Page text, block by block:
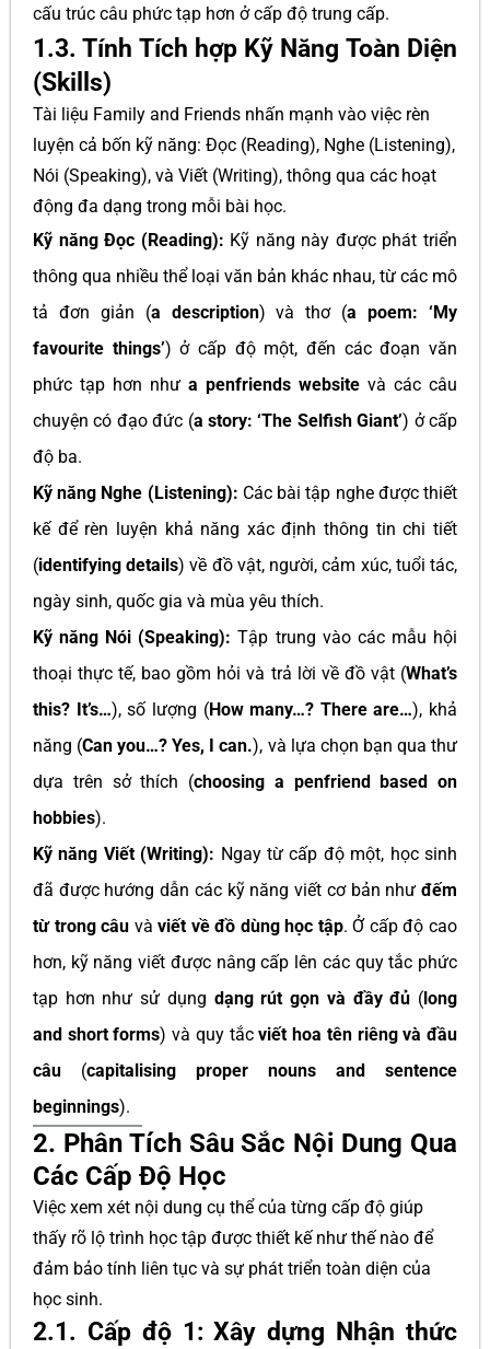
cấu trúc câu phức tạp hơn ở cấp độ trung cấp.
1.3. Tính Tích hợp Kỹ Năng Toàn Diện
(Skills)
Tài liệu Family and Friends nhấn mạnh vào việc rèn
luyện cả bốn kỹ năng: Đọc (Reading), Nghe (Listening),
Nói (Speaking), và Viết (Writing), thông qua các hoạt
động đa dạng trong mỗi bài học.
Kỹ năng Đọc (Reading): Kỹ năng này được phát triển
thông qua nhiều thể loại văn bản khác nhau, từ các mô
tả đơn giản (a description) và thơ (a poem: ‘My
favourite things’) ở cấp độ một, đến các đoạn văn
phức tạp hơn như a penfriends website và các câu
chuyện có đạo đức (a story: ‘The Selfish Giant’) ở cấp
độ ba.
Kỹ năng Nghe (Listening): Các bài tập nghe được thiết
kế để rèn luyện khả năng xác định thông tin chi tiết
(identifying details) về đồ vật, người, cảm xúc, tuổi tác,
ngày sinh, quốc gia và mùa yêu thích.
Kỹ năng Nói (Speaking): Tập trung vào các mẫu hội
thoại thực tế, bao gồm hỏi và trả lời về đồ vật (What’s
this? It’s…), số lượng (How many…? There are…), khả
năng (Can you…? Yes, I can.), và lựa chọn bạn qua thư
dựa trên sở thích (choosing a penfriend based on
hobbies).
Kỹ năng Viết (Writing): Ngay từ cấp độ một, học sinh
đã được hướng dẫn các kỹ năng viết cơ bản như đếm
từ trong câu vàviết về đồ dùng học tập. Ở cấp độ cao
hơn, kỹ năng viết được nâng cấp lên các quy tắc phức
tạp hơn như sử dụng dạng rút gọn và đầy đủ (long
and short forms) và quy tắcviết hoa tên riêng và đầu
câu (capitalising proper nouns and sentence
beginnings).
2. Phân Tích Sâu Sắc Nội Dung Qua
Các Cấp Độ Học
Việc xem xét nội dung cụ thể của từng cấp độ giúp
thấy rõ lộ trình học tập được thiết kế như thế nào để
đảm bảo tính liên tục và sự phát triển toàn diện của
học sinh.
2.1. Cấp độ 1: Xây dựng Nhận thức